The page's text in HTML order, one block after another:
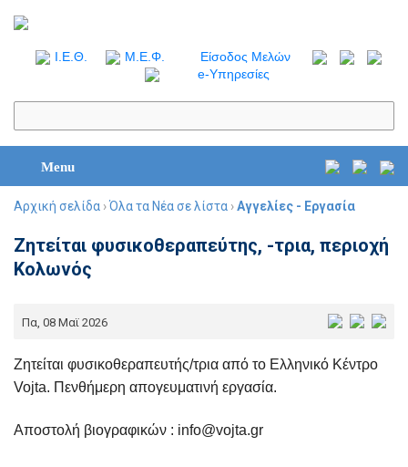
I.Ε.Θ. Μ.Ε.Φ.
Είσοδος Μελών
e-Υπηρεσίες
Menu
Αρχική σελίδα ›Όλα τα Νέα σε λίστα ›Αγγελίες - Εργασία
Ζητείται φυσικοθεραπεύτης, -τρια, περιοχή
Κολωνός
Πα, 08 Μαϊ 2026
Ζητείται φυσικοθεραπευτής/τρια από το Ελληνικό Κέντρο
Vojta. Πενθήμερη απογευματινή εργασία.
Αποστολή βιογραφικών : info@vojta.gr